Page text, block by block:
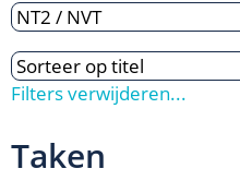
Filters verwijderen...
Taken